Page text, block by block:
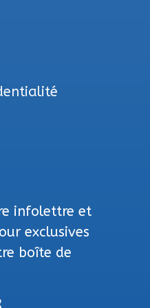
infolettre et
exclusives
boîte de